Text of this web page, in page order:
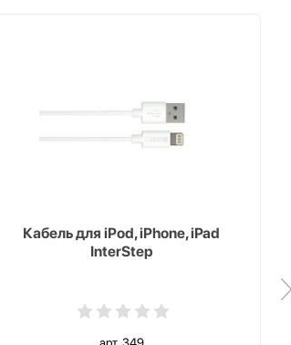
Кабель для iPod, iPhone, iPad
InterStep